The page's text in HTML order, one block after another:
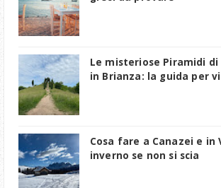
Le misteriose Piramidi di
in Brianza: la guida per
Cosa fare a Canazei e in
inverno se non si scia